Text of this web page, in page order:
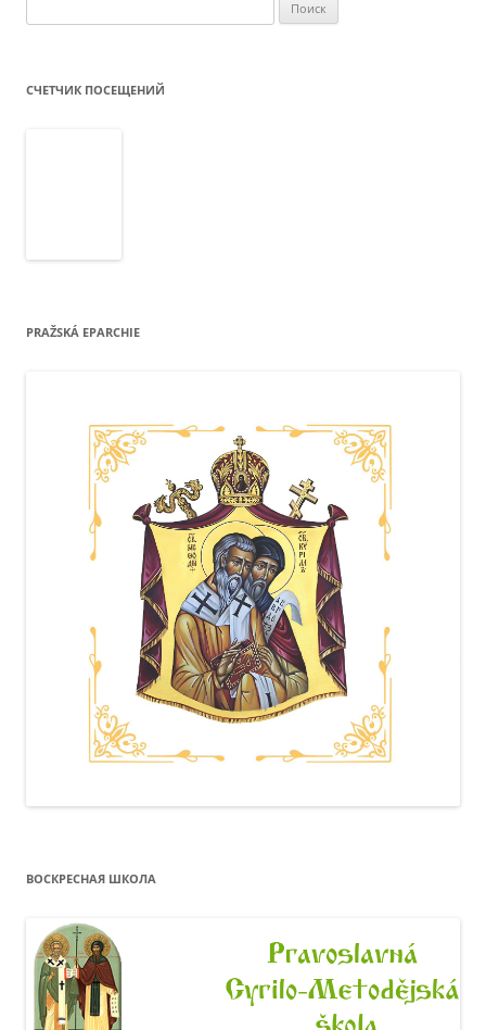
СЧЕТЧИК ПОСЕЩЕНИЙ
PRAŽSKÁ EPARCHIE
ВОСКРЕСНАЯ ШКОЛА